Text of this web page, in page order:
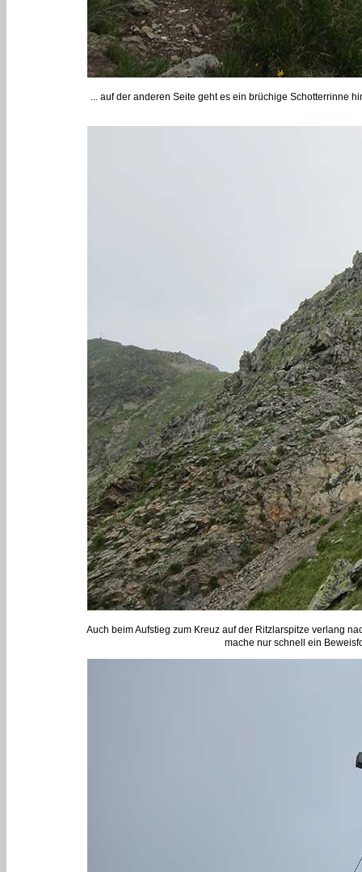
... auf der anderen Seite geht es ein brüchige Schotterrinne
Auch beim Aufstieg zum Kreuz auf der Ritzlarspitze verlang
mache nur schnell ein